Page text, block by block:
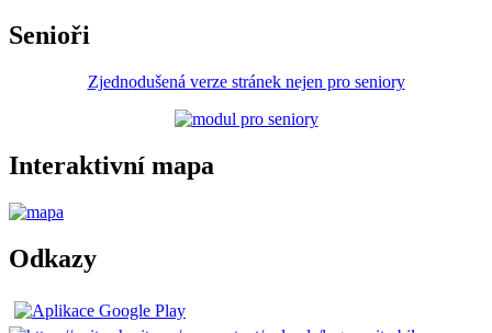
Senioři
Zjednodušená verze stránek nejen pro seniory
Interaktivní mapa
Odkazy